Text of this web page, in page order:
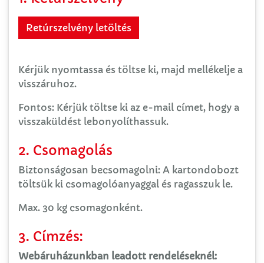
Kérjük nyomtassa és töltse ki, majd mellékelje a
visszáruhoz.
Fontos: Kérjük töltse ki az e-mail címet, hogy a
visszaküldést lebonyolíthassuk.
2. Csomagolás
Biztonságosan becsomagolni: A kartondobozt
töltsük ki csomagolóanyaggal és ragasszuk le.
Max. 30 kg csomagonként.
3. Címzés:
Webáruházunkban leadott rendeléseknél: